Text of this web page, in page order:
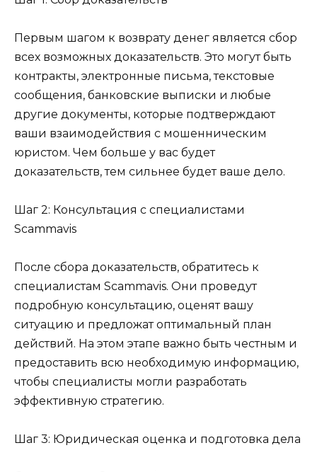
Первым шагом к возврату денег является сбор
всех возможных доказательств. Это могут быть
контракты, электронные письма, текстовые
сообщения, банковские выписки и любые
другие документы, которые подтверждают
ваши взаимодействия с мошенническим
юристом. Чем больше у вас будет
доказательств, тем сильнее будет ваше дело.
Шаг 2: Консультация с специалистами
Scammavis
После сбора доказательств, обратитесь к
специалистам Scammavis. Они проведут
подробную консультацию, оценят вашу
ситуацию и предложат оптимальный план
действий. На этом этапе важно быть честным и
предоставить всю необходимую информацию,
чтобы специалисты могли разработать
эффективную стратегию.
Шаг 3: Юридическая оценка и подготовка дела